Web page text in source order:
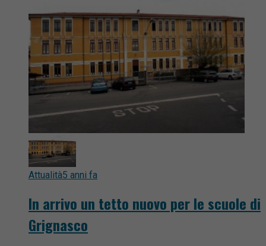
Attualità5 anni fa
In arrivo un tetto nuovo per le scuole di
Grignasco